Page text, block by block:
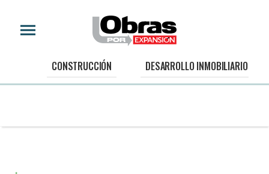
CONSTRUCCIÓN DESARROLLO INMOBILIARIO